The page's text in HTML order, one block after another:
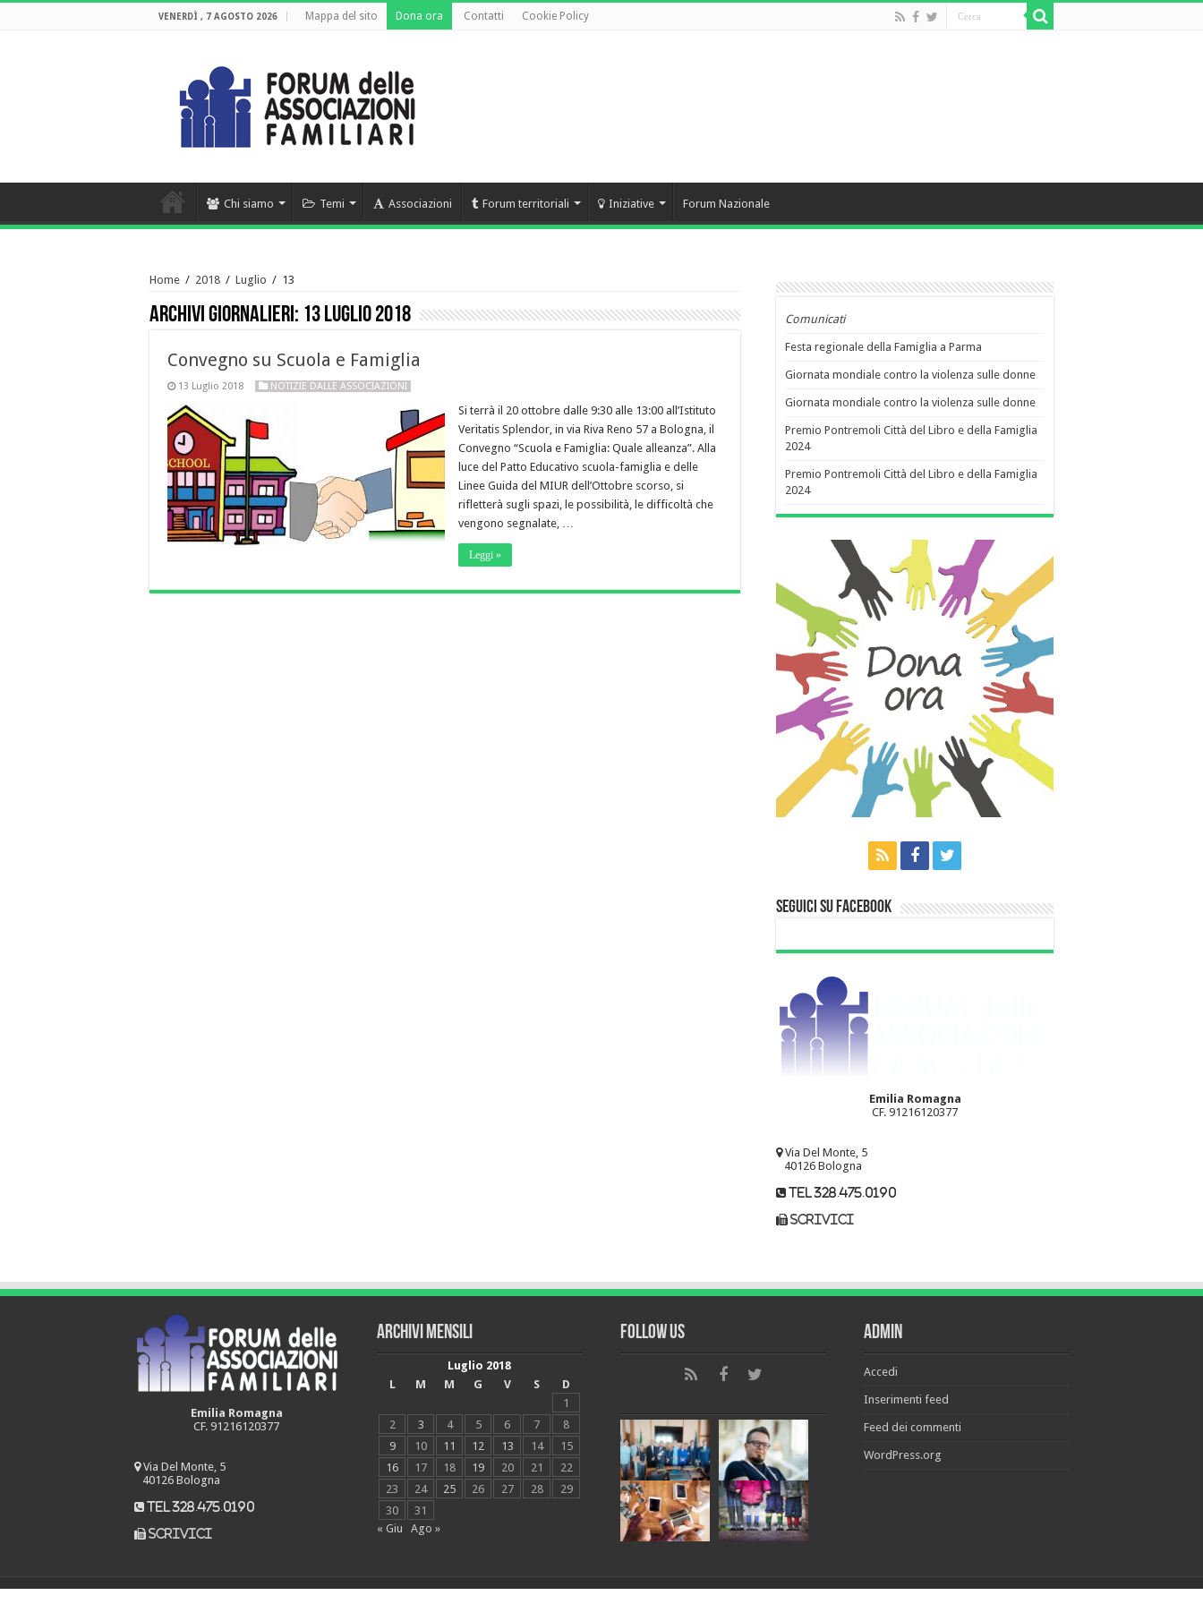
VENERDÌ , 7 AGOSTO 2026 Mappa del sito Dona ora Contatti Cookie Policy
Chi siamo Temi Associazioni Forum territoriali Iniziative Forum Nazionale
Home / 2018 / Luglio / 13
Archivi giornalieri: 13 Luglio 2018
Convegno su Scuola e Famiglia
13 Luglio 2018 NOTIZIE DALLE ASSOCIAZIONI
Si terrà il 20 ottobre dalle 9:30 alle 13:00 all’Istituto
Veritatis Splendor, in via Riva Reno 57 a Bologna, il
Convegno “Scuola e Famiglia: Quale alleanza”. Alla
luce del Patto Educativo scuola-famiglia e delle
Linee Guida del MIUR dell’Ottobre scorso, si
rifletterà sugli spazi, le possibilità, le difficoltà che
vengono segnalate, …
Leggi »
Comunicati
Festa regionale della Famiglia a Parma
Giornata mondiale contro la violenza sulle donne
Giornata mondiale contro la violenza sulle donne
Premio Pontremoli Città del Libro e della Famiglia
2024
Premio Pontremoli Città del Libro e della Famiglia
2024
Seguici su Facebook
Emilia Romagna
CF. 91216120377
Via Del Monte, 5
40126 Bologna
tel 328.475.0190
scrivici
Emilia Romagna
CF. 91216120377
Via Del Monte, 5
40126 Bologna
tel 328.475.0190
scrivici
Archivi mensili
Luglio 2018
L
M M G V S
D
1
2
3 4 5 6 7
8
9
10 11 12 13 14
15
16
17 18 19 20 21
22
23
24 25 26 27 28
29
30
31
« Giu
Ago »
Follow Us Admin
Accedi
Inserimenti feed
Feed dei commenti
WordPress.org